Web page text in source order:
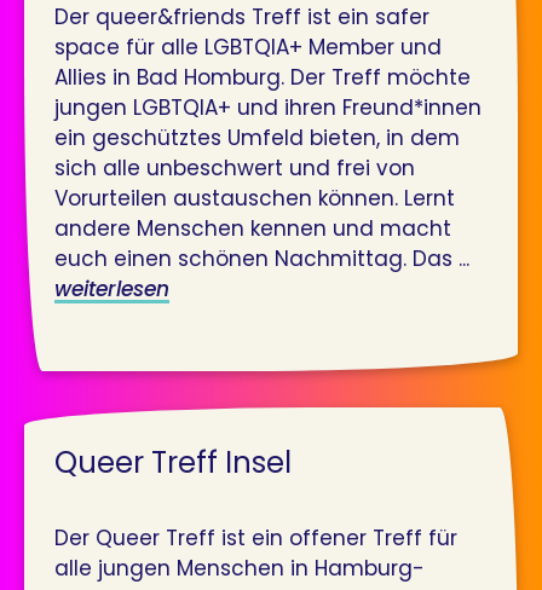
Der queer&friends Treff ist ein safer
space für alle LGBTQIA+ Member und
Allies in Bad Homburg. Der Treff möchte
jungen LGBTQIA+ und ihren Freund*innen
ein geschütztes Umfeld bieten, in dem
sich alle unbeschwert und frei von
Vorurteilen austauschen können. Lernt
andere Menschen kennen und macht
euch einen schönen Nachmittag. Das ...
weiterlesen
Queer Treff Insel
Der Queer Treff ist ein offener Treff für
alle jungen Menschen in Hamburg-